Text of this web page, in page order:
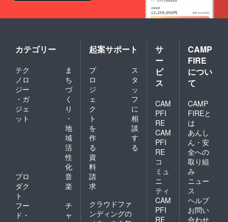
カテゴリー
テク
ノロ
ジー
・ガ
ジェ
ット
ま
ち
づ
く
り
・
地
域
活
性
化
プロ
ダク
ト
音
楽
フー
ド・
チ
ャ
起案サポート
プ
ロ
ジ
ェ
ク
ト
を
作
る
ス
タ
ッ
フ
に
相
談
す
る
資
料
請
求
クラウドファ
ンディングの
サ
ー
ビ
ス
CAM
PFI
RE
CAM
PFI
RE
コ
ミュ
ニ
ティ
CAM
PFI
RE
CAMP
FIRE
につい
て
CAMP
FIREと
は
あんし
ん・安
全への
取り組
み
ニュー
ス
ヘルプ
お問い
合わせ